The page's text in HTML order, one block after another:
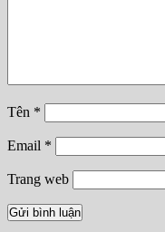
Tên *
Email *
Trang web